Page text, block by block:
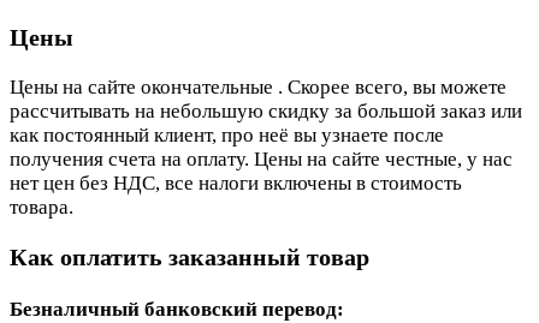
Цены
Цены на сайте окончательные . Скорее всего, вы можете
рассчитывать на небольшую скидку за большой заказ или
как постоянный клиент, про неё вы узнаете после
получения счета на оплату. Цены на сайте честные, у нас
нет цен без НДС, все налоги включены в стоимость
товара.
Как оплатить заказанный товар
Безналичный банковский перевод: